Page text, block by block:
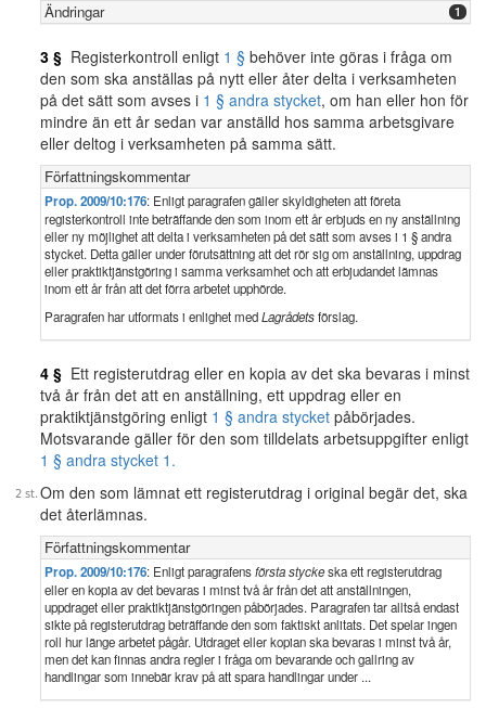
Ändringar 1
3 § Registerkontroll enligt 1 § behöver inte göras i fråga om
den som ska anställas på nytt eller åter delta i verksamheten
på det sätt som avses i 1 § andra stycket, om han eller hon för
mindre än ett år sedan var anställd hos samma arbetsgivare
eller deltog i verksamheten på samma sätt.
Författningskommentar
Prop. 2009/10:176: Enligt paragrafen gäller skyldigheten att företa
registerkontroll inte beträffande den som inom ett år erbjuds en ny anställning
eller ny möjlighet att delta i verksamheten på det sätt som avses i 1 § andra
stycket. Detta gäller under förutsättning att det rör sig om anställning, uppdrag
eller praktiktjänstgöring i samma verksamhet och att erbjudandet lämnas
inom ett år från att det förra arbetet upphörde.
Paragrafen har utformats i enlighet medLagrådetsförslag.
4 § Ett registerutdrag eller en kopia av det ska bevaras i minst
två år från det att en anställning, ett uppdrag eller en
praktiktjänstgöring enligt 1 § andra stycket påbörjades.
Motsvarande gäller för den som tilldelats arbetsuppgifter enligt
1 § andra stycket 1.
Om den som lämnat ett registerutdrag i original begär det, ska
det återlämnas.
Författningskommentar
Prop. 2009/10:176: Enligt paragrafensförsta styckeska ett registerutdrag
eller en kopia av det bevaras i minst två år från det att anställningen,
uppdraget eller praktiktjänstgöringen påbörjades. Paragrafen tar alltså endast
sikte på registerutdrag beträffande den som faktiskt anlitats. Det spelar ingen
roll hur länge arbetet pågår. Utdraget eller kopian ska bevaras i minst två år,
men det kan finnas andra regler i fråga om bevarande och gallring av
handlingar som innebär krav på att spara handlingar under ...